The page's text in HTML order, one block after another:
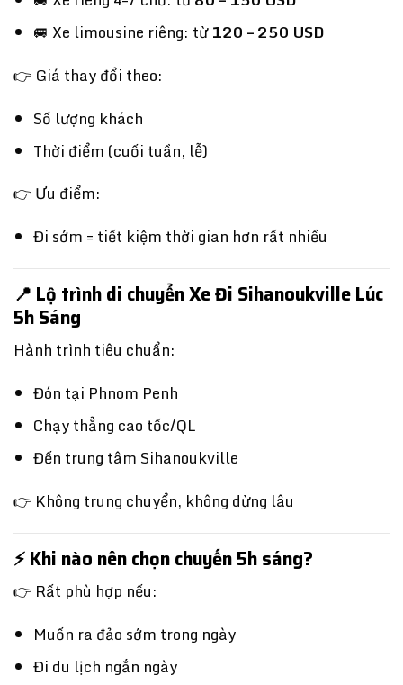
🚐 Xe limousine riêng: từ120 – 250 USD
👉 Giá thay đổi theo:
Số lượng khách
Thời điểm (cuối tuần, lễ)
👉 Ưu điểm:
Đi sớm = tiết kiệm thời gian hơn rất nhiều
📍 Lộ trình di chuyển Xe Đi Sihanoukville Lúc
5h Sáng
Hành trình tiêu chuẩn:
Đón tại Phnom Penh
Chạy thẳng cao tốc/QL
Đến trung tâm Sihanoukville
👉 Không trung chuyển, không dừng lâu
⚡ Khi nào nên chọn chuyến 5h sáng?
👉 Rất phù hợp nếu:
Muốn ra đảo sớm trong ngày
Đi du lịch ngắn ngày